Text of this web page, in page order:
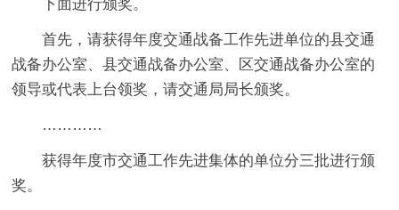
下面进行颁奖。
首先，请获得年度交通战备工作先进单位的县交通
战备办公室、县交通战备办公室、区交通战备办公室的
领导或代表上台领奖，请交通局局长颁奖。
…………
获得年度市交通工作先进集体的单位分三批进行颁
奖。